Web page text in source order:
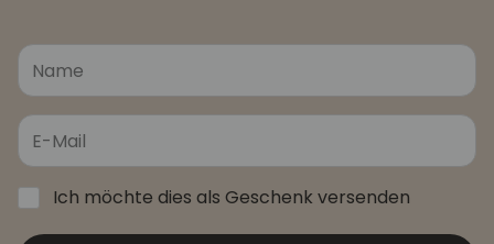
Ich möchte dies als Geschenk versenden